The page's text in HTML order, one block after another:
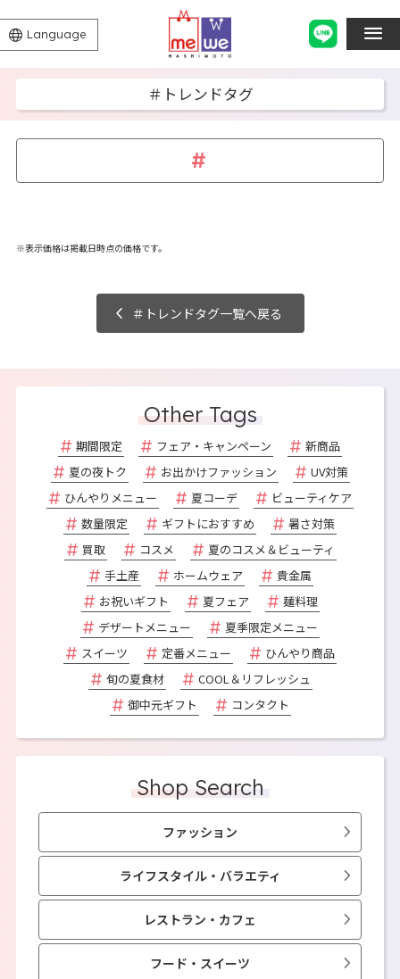
Language
＃トレンドタグ
※表示価格は掲載日時点の価格です。
＃トレンドタグ一覧へ戻る
Other Tags
期間限定 フェア・キャンペーン
新商品
夏の夜トク
お出かけファッション
UV対策
ひんやりメニュー
夏コーデ
ビューティケア
数量限定
ギフトにおすすめ
暑さ対策
買取
コスメ
夏のコスメ＆ビューティ
手土産
ホームウェア
貴金属
お祝いギフト
夏フェア
麺料理
デザートメニュー
夏季限定メニュー
スイーツ
定番メニュー
ひんやり商品
旬の夏食材
COOL＆リフレッシュ
御中元ギフト
コンタクト
Shop Search
ファッション
ライフスタイル・バラエティ
レストラン・カフェ
フード・スイーツ